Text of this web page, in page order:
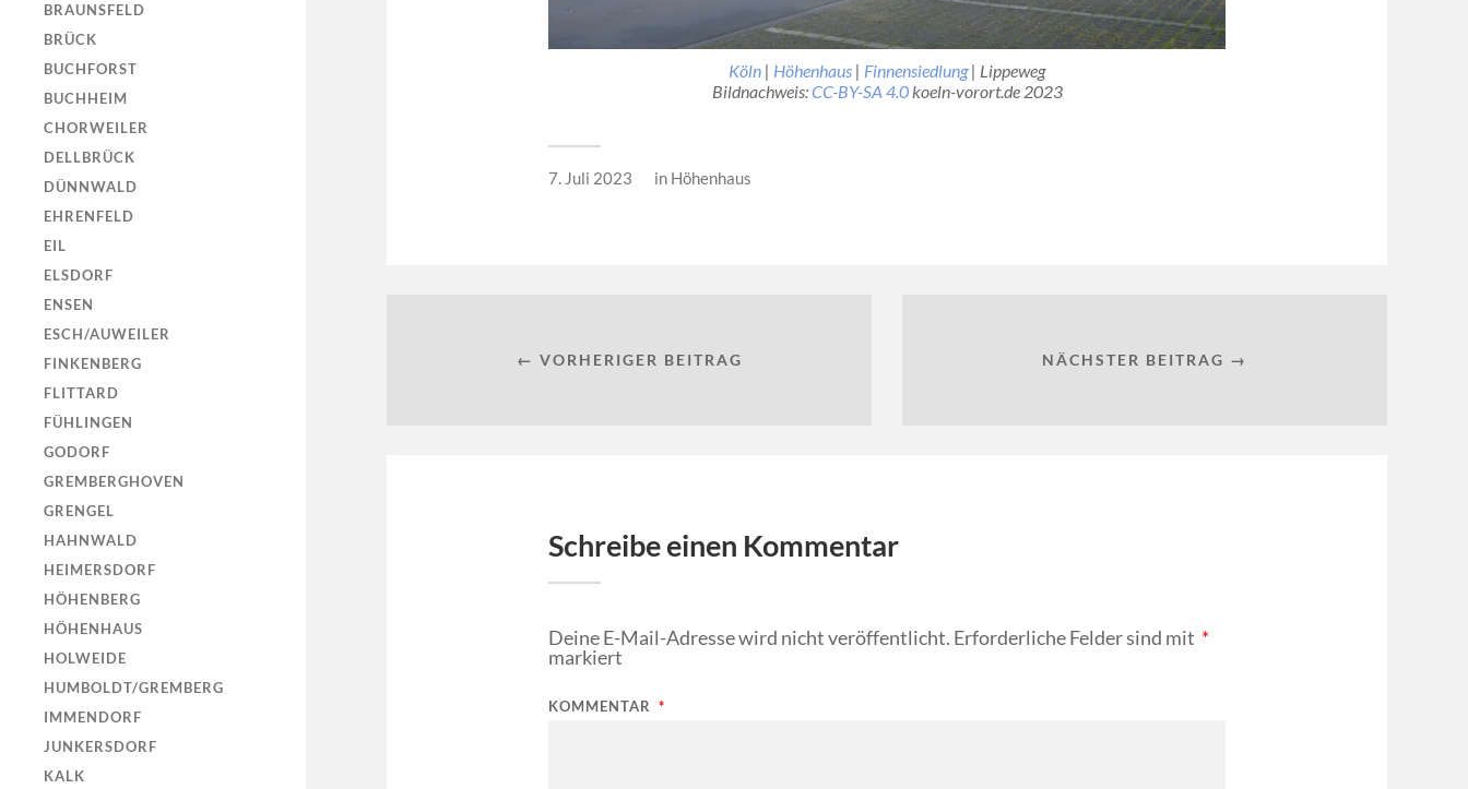
BRAUNSFELD
BRÜCK
BUCHFORST
BUCHHEIM
CHORWEILER
DELLBRÜCK
DÜNNWALD
EHRENFELD
EIL
ELSDORF
ENSEN
ESCH/AUWEILER
FINKENBERG
FLITTARD
FÜHLINGEN
GODORF
GREMBERGHOVEN
GRENGEL
HAHNWALD
HEIMERSDORF
HÖHENBERG
HÖHENHAUS
HOLWEIDE
HUMBOLDT/GREMBERG
IMMENDORF
JUNKERSDORF
KALK
Köln | Höhenhaus | Finnensiedlung| Lippeweg
Bildnachweis:CC-BY-SA 4.0koeln-vorort.de 2023
7. Juli 2023 in Höhenhaus
← VORHERIGER BEITRAG NÄCHSTER BEITRAG →
Schreibe einen Kommentar
Deine E-Mail-Adresse wird nicht veröffentlicht. Erforderliche Felder sind mit *
markiert
KOMMENTAR *